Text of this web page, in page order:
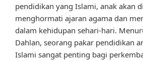
pendidikan yang Islami, anak akan
menghormati ajaran agama dan
dalam kehidupan sehari-hari.
Dahlan, seorang pakar pendidikan
Islami sangat penting bagi